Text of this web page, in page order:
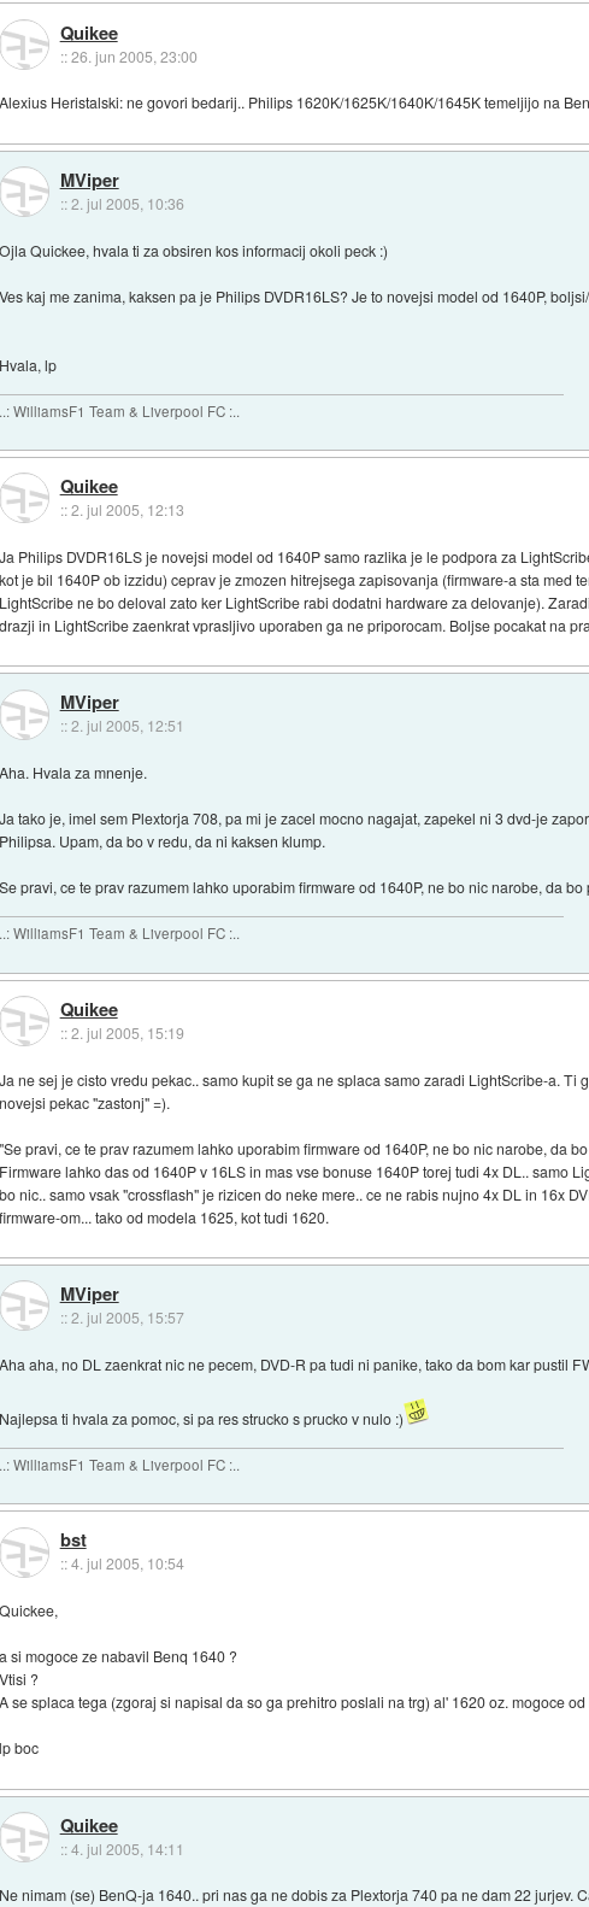
Quikee
::26. jun 2005, 23:00
Alexius Heristalski: ne govori bedarij.. Philips 1620K/1625K/1640K/1645K temeljijo na
MViper
::2. jul 2005, 10:36
Ojla Quickee, hvala ti za obsiren kos informacij okoli peck :)
Ves kaj me zanima, kaksen pa je Philips DVDR16LS? Je to novejsi model od 1640P,
Hvala, lp
..: WilliamsF1 Team & Liverpool FC :..
Quikee
::2. jul 2005, 12:13
Ja Philips DVDR16LS je novejsi model od 1640P samo razlika je le podpora za
kot je bil 1640P ob izzidu) ceprav je zmozen hitrejsega zapisovanja (firmware-a sta med
LightScribe ne bo deloval zato ker LightScribe rabi dodatni hardware za delovanje).
drazji in LightScribe zaenkrat vprasljivo uporaben ga ne priporocam. Boljse pocakat na
MViper
::2. jul 2005, 12:51
Aha. Hvala za mnenje.
Ja tako je, imel sem Plextorja 708, pa mi je zacel mocno nagajat, zapekel ni 3 dvd-je
Philipsa. Upam, da bo v redu, da ni kaksen klump.
Se pravi, ce te prav razumem lahko uporabim firmware od 1640P, ne bo nic narobe, da
..: WilliamsF1 Team & Liverpool FC :..
Quikee
::2. jul 2005, 15:19
Ja ne sej je cisto vredu pekac.. samo kupit se ga ne splaca samo zaradi LightScribe-a.
novejsi pekac "zastonj" =).
"Se pravi, ce te prav razumem lahko uporabim firmware od 1640P, ne bo nic narobe, da
Firmware lahko das od 1640P v 16LS in mas vse bonuse 1640P torej tudi 4x DL.. samo
bo nic.. samo vsak "crossflash" je rizicen do neke mere.. ce ne rabis nujno 4x DL in 16x
firmware-om... tako od modela 1625, kot tudi 1620.
MViper
::2. jul 2005, 15:57
Aha aha, no DL zaenkrat nic ne pecem, DVD-R pa tudi ni panike, tako da bom kar pustil
Najlepsa ti hvala za pomoc, si pa res strucko s prucko v nulo :)
..: WilliamsF1 Team & Liverpool FC :..
bst
::4. jul 2005, 10:54
Quickee,
a si mogoce ze nabavil Benq 1640 ?
Vtisi ?
A se splaca tega (zgoraj si napisal da so ga prehitro poslali na trg) al' 1620 oz. mogoce
lp boc
Quikee
::4. jul 2005, 14:11
Ne nimam (se) BenQ-ja 1640.. pri nas ga ne dobis za Plextorja 740 pa ne dam 22 jurjev.